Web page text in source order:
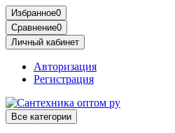
Избранное0
Сравнение0
Личный кабинет
Авторизация
Регистрация
Все категории